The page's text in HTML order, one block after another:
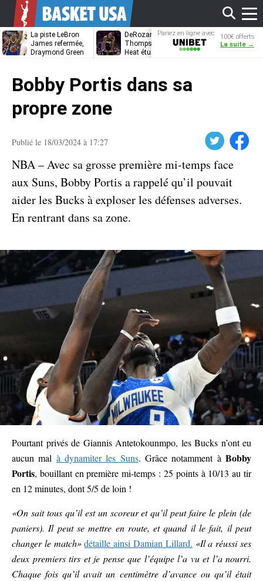
La piste LeBron
James refermée,
Draymond Green
DeRozan, Beal,
Thompson… Le
Heat étudie ses
Kentavious
Caldwell-
Pariez en ligne avec
Unibet
100€ offerts
La suite →
Bobby Portis dans sa
propre zone
Publié le 18/03/2024 à 17:27 Facebook
NBA – Avec sa grosse première mi-temps face
aux Suns, Bobby Portis a rappelé qu’il pouvait
aider les Bucks à exploser les défenses adverses.
En rentrant dans sa zone.
Pourtant privés de Giannis Antetokounmpo, les Bucks n’ont eu
aucun mal à dynamiter les Suns. Grâce notamment àBobby
Portis, bouillant en première mi-temps : 25 points à 10/13 au tir
en 12 minutes, dont 5/5 de loin !
«On sait tous qu’il est un scoreur et qu’il peut faire le plein (de
paniers). Il peut se mettre en route, et quand il le fait, il peut
changer le match» détaille ainsi Damian Lillard. «Il a réussi ses
deux premiers tirs et je pense que l’équipe l’a vu et l’a nourri.
Chaque fois qu’il avait un centimètre d’avance ou qu’il était